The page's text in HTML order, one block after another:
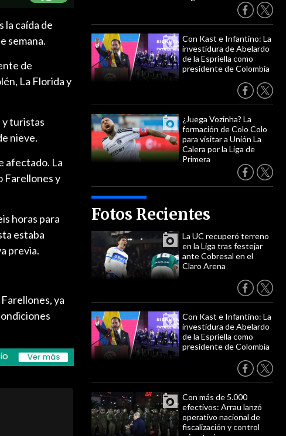
Con Kast e Infantino: La
investidura de Abelardo
de la Espriella como
presidente de Colombia
¿Juega Vozinha? La
formación de Colo Colo
para visitar a Unión La
Calera por la Liga de
Primera
Fotos Recientes
La UC recuperó terreno
en la Liga tras festejar
ante Cobresal en el
Claro Arena
Con Kast e Infantino: La
investidura de Abelardo
de la Espriella como
presidente de Colombia
Con más de 5.000
efectivos: Arrau lanzó
operativo nacional de
fiscalización y control
la caída de
semana.
de
La Florida y
y turistas
nieve.
afectado. La
Farellones y
horas para
estaba
previa.
ya